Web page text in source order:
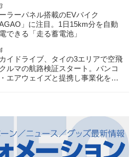
ラーパネル搭載のEVバイク
AGAO」に注目。1日15km分を自動
できる「走る蓄電池」
イドライブ、タイの3エリアで空飛
ルマの航路検証スタート。バンコ
エアウェイズと提携し事業化を目